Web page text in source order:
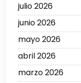
julio 2026
junio 2026
mayo 2026
abril 2026
marzo 2026